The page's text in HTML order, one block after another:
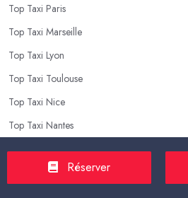
Top Taxi Paris
Top Taxi Marseille
Top Taxi Lyon
Top Taxi Toulouse
Top Taxi Nice
Top Taxi Nantes
Top Taxis
Réserver